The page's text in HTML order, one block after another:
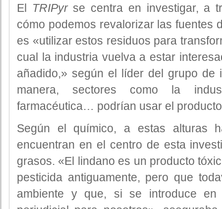
El TRIPyr se centra en investigar, a
cómo podemos revalorizar las fuentes
es «utilizar estos residuos para
cual la industria vuelva a estar
añadido,» según el líder del grupo de
manera, sectores como la
farmacéutica… podrían usar el
Según el químico, a estas alturas
encuentran en el centro de esta
grasos. «El lindano es un producto
pesticida antiguamente, pero que
ambiente y que, si se introduce